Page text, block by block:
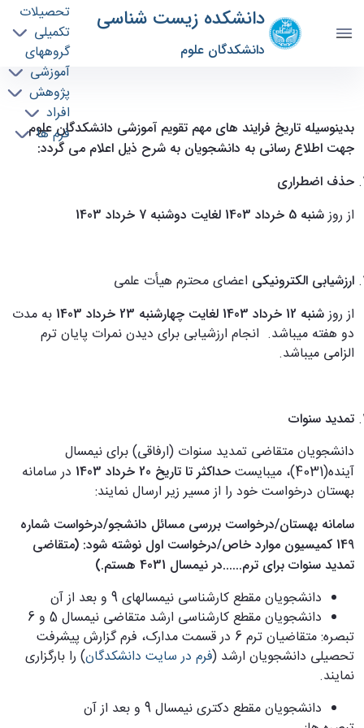
دانشکده زیست شناسی
دانشکدگان علوم
تحصیلات
تکمیلی
گروههای
آموزشی
پژوهش
افراد
فرم ها
اطلاعیه مهم آموزشی نیمسال دوم 1403-1402 -
دانشکده زیست شناسی biology
بدینوسیله تاریخ فرایند های مهم تقویم آموزشی دانشکدگان علوم
جهت اطلاع ­رسانی به دانشجویان به شرح ذیل اعلام می ­گردد:
حذف اضطراری
از روزشنبه 5 خرداد 1403 لغایت دوشنبه 7 خرداد 1403
ارزشیابی الکترونیکی اعضای محترم هیأت علمی
از روزشنبه 12 خرداد 1403 لغایت چهارشنبه 23 خرداد 1403
به مدت
دو هفته می­باشد. انجام ارزشیابی برای دیدن نمرات پایان ترم
الزامی می­باشد.
تمدید سنوات
دانشجویان متقاضی تمدید سنوات (ارفاقی) برای نیمسال
آینده(4031)، می­بایست
حداکثر تا تاریخ 20 خرداد 1403
در سامانه
بهستان درخواست خود را از مسیر زیر ارسال نمایند:
سامانه بهستان/درخواست بررسی مسائل دانشجو/درخواست شماره
149 کمیسیون موارد خاص/درخواست اول نوشته شود: (متقاضی
تمدید سنوات برای ترم......در نیمسال 4031 هستم.)
دانشجویان مقطع کارشناسی نیمسالهای 9 و بعد از آن
دانشجویان مقطع کارشناسی ارشد متقاضی نیمسال 5 و 6
تبصره: متقاضیان ترم 6 در قسمت مدارک، فرم گزارش پیشرفت
تحصیلی دانشجویان ارشد (فرم در سایت دانشکدگان) را بارگزاری
نمایند.
دانشجویان مقطع دکتری نیمسال 9 و بعد از آن